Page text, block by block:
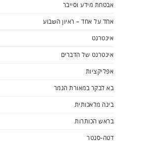
אבטחת מידע וסייבר
אחד על אחד – ראיון השבוע
אינטרנט
אינטרנט של הדברים
אפליקציות
בא לבקר במאורת הנמר
בינה מלאכותית
בראש הכותרות
דטה-סנטר